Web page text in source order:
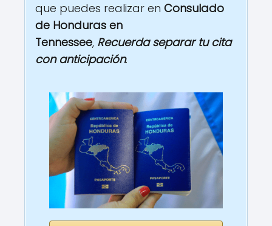
que puedes realizar en Consulado
de Honduras en
Tennessee, Recuerda separar tu cita
con anticipación.